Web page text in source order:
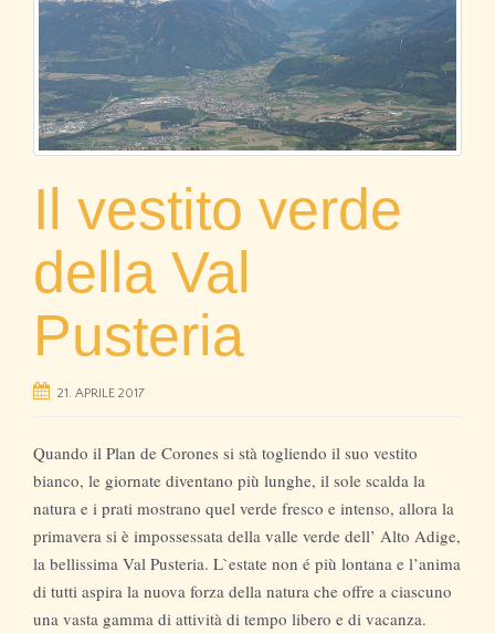
i
o
n
Il vestito verde
della Val
Pusteria
21. APRILE 2017
Quando il Plan de Corones si stà togliendo il suo vestito
bianco, le giornate diventano più lunghe, il sole scalda la
natura e i prati mostrano quel verde fresco e intenso, allora la
primavera si è impossessata della valle verde dell’ Alto Adige,
la bellissima Val Pusteria. L`estate non é più lontana e l’anima
di tutti aspira la nuova forza della natura che offre a ciascuno
una vasta gamma di attività di tempo libero e di vacanza.